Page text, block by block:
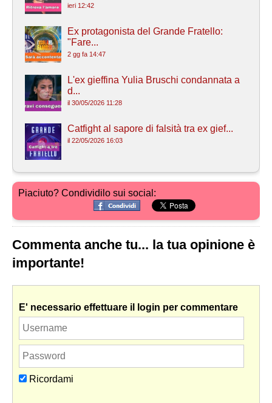
ieri 12:42
Ex protagonista del Grande Fratello:
"Fare...
2 gg fa 14:47
L'ex gieffina Yulia Bruschi condannata a
d...
il 30/05/2026 11:28
Catfight al sapore di falsità tra ex gief...
il 22/05/2026 16:03
Piaciuto? Condividilo sui social:
Commenta anche tu... la tua opinione è
importante!
E' necessario effettuare il login per commentare
Ricordami